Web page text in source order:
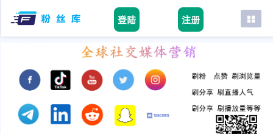
登陆 注册
首页
tiktok